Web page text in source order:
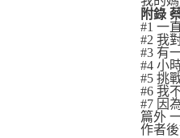
附錄
#1 一
#2 我
#3 有
#4 小
#5 挑
#6 我
#7 因
篇外
作者